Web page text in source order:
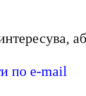
по e-mail